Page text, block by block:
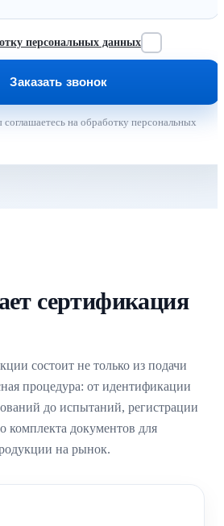
персональных данных
на обработку персональных
сертификация
состоит не только из подачи
процедура: от идентификации
до испытаний, регистрации
комплекта документов для
на рынок.